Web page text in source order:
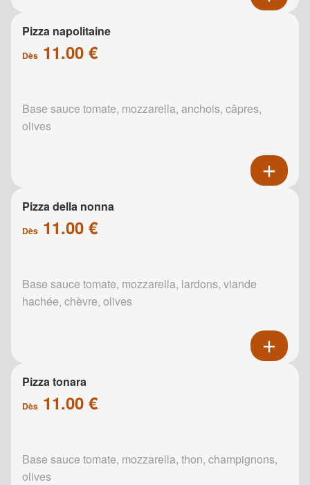
Pizza napolitaine
Dès 11.00 €
Base sauce tomate, mozzarella, anchois, câpres,
olives
Pizza della nonna
Dès 11.00 €
Base sauce tomate, mozzarella, lardons, viande
hachée, chèvre, olives
Pizza tonara
Dès 11.00 €
Base sauce tomate, mozzarella, thon, champignons,
olives